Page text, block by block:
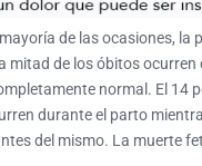
de las ocasiones, la
mitad de los óbitos ocurren
normal. El 14
durante el parto
del mismo. La muerte